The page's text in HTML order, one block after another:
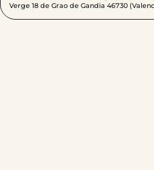
Verge 18 de Grao de Gandia 46730